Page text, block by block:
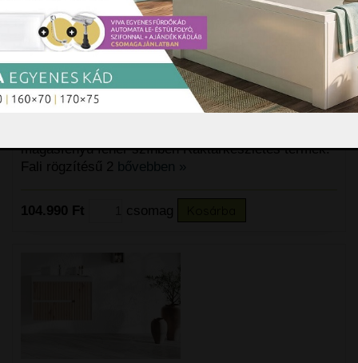
Savini Iris 60 cm komplett
fürdőszobabútor SZETT,
magasfényű fehér színben,
mosdóval, tükörrel és világítással
magasfényű fehér színben Raktárkészletes termék!
Fali rögzítésű 2 bővebben »
104.990 Ft csomag